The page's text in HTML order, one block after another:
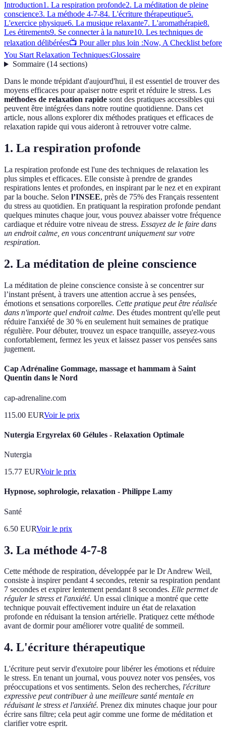
Introduction1. La respiration profonde2. La méditation de pleine
conscience3. La méthode 4-7-84. L'écriture thérapeutique5.
L'exercice physique6. La musique relaxante7. L'aromathérapie8.
Les étirements9. Se connecter à la nature10. Les techniques de
relaxation délibérées📺 Pour aller plus loin :Now, A Checklist before
You Start Relaxation Techniques:Glossaire
Sommaire(14 sections)
Dans le monde trépidant d'aujourd'hui, il est essentiel de trouver des
moyens efficaces pour apaiser notre esprit et réduire le stress. Les
méthodes de relaxation rapide sont des pratiques accessibles qui
peuvent être intégrées dans notre routine quotidienne. Dans cet
article, nous allons explorer dix méthodes pratiques et efficaces de
relaxation rapide qui vous aideront à retrouver votre calme.
1. La respiration profonde
La respiration profonde est l'une des techniques de relaxation les
plus simples et efficaces. Elle consiste à prendre de grandes
respirations lentes et profondes, en inspirant par le nez et en expirant
par la bouche. Selon l’INSEE, près de 75% des Français ressentent
du stress au quotidien. En pratiquant la respiration profonde pendant
quelques minutes chaque jour, vous pouvez abaisser votre fréquence
cardiaque et réduire votre niveau de stress. Essayez de le faire dans
un endroit calme, en vous concentrant uniquement sur votre
respiration.
2. La méditation de pleine conscience
La méditation de pleine conscience consiste à se concentrer sur
l’instant présent, à travers une attention accrue à ses pensées,
émotions et sensations corporelles. Cette pratique peut être réalisée
dans n'importe quel endroit calme. Des études montrent qu'elle peut
réduire l'anxiété de 30 % en seulement huit semaines de pratique
régulière. Pour débuter, trouvez un espace tranquille, asseyez-vous
confortablement, fermez les yeux et laissez passer vos pensées sans
jugement.
Cap Adrénaline Gommage, massage et hammam à Saint
Quentin dans le Nord
cap-adrenaline.com
115.00 EURVoir le prix
Nutergia Ergyrelax 60 Gélules - Relaxation Optimale
Nutergia
15.77 EURVoir le prix
Hypnose, sophrologie, relaxation - Philippe Lamy
Santé
6.50 EURVoir le prix
3. La méthode 4-7-8
Cette méthode de respiration, développée par le Dr Andrew Weil,
consiste à inspirer pendant 4 secondes, retenir sa respiration pendant
7 secondes et expirer lentement pendant 8 secondes. Elle permet de
réguler le stress et l'anxiété. Un essai clinique a montré que cette
technique pouvait effectivement induire un état de relaxation
profonde en réduisant la tension artérielle. Pratiquez cette méthode
avant de dormir pour améliorer votre qualité de sommeil.
4. L'écriture thérapeutique
L'écriture peut servir d'exutoire pour libérer les émotions et réduire
le stress. En tenant un journal, vous pouvez noter vos pensées, vos
préoccupations et vos sentiments. Selon des recherches, l'écriture
expressive peut contribuer à une meilleure santé mentale en
réduisant le stress et l'anxiété. Prenez dix minutes chaque jour pour
écrire sans filtre; cela peut agir comme une forme de méditation et
clarifier votre esprit.